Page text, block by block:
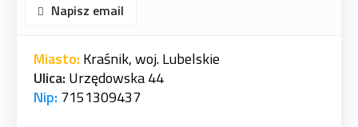
Napisz email
Miasto: Kraśnik, woj. Lubelskie
Ulica: Urzędowska 44
Nip: 7151309437